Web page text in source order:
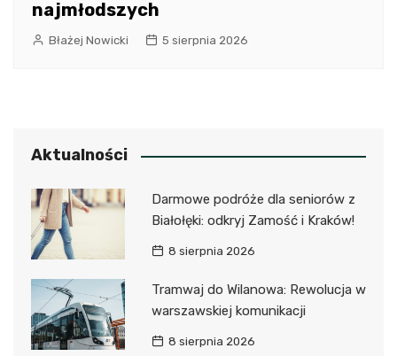
najmłodszych
Błażej Nowicki 5 sierpnia 2026
Aktualności
Darmowe podróże dla seniorów z
Białołęki: odkryj Zamość i Kraków!
8 sierpnia 2026
Tramwaj do Wilanowa: Rewolucja w
warszawskiej komunikacji
8 sierpnia 2026